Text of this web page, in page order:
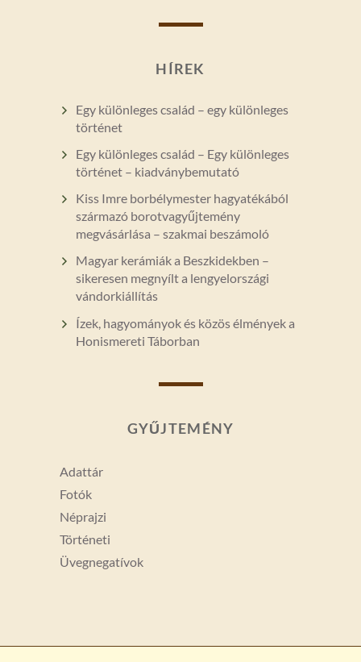
HÍREK
Egy különleges család – egy különleges
történet
Egy különleges család – Egy különleges
történet – kiadványbemutató
Kiss Imre borbélymester hagyatékából
származó borotvagyűjtemény
megvásárlása – szakmai beszámoló
Magyar kerámiák a Beszkidekben –
sikeresen megnyílt a lengyelországi
vándorkiállítás
Ízek, hagyományok és közös élmények a
Honismereti Táborban
GYŰJTEMÉNY
Adattár
Fotók
Néprajzi
Történeti
Üvegnegatívok